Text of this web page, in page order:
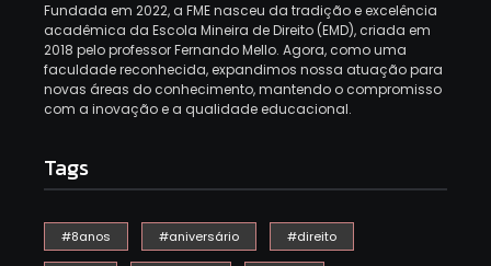
Fundada em 2022, a FME nasceu da tradição e excelência
acadêmica da Escola Mineira de Direito (EMD), criada em
2018 pelo professor Fernando Mello. Agora, como uma
faculdade reconhecida, expandimos nossa atuação para
novas áreas do conhecimento, mantendo o compromisso
com a inovação e a qualidade educacional.
Tags
#8anos #aniversário #direito